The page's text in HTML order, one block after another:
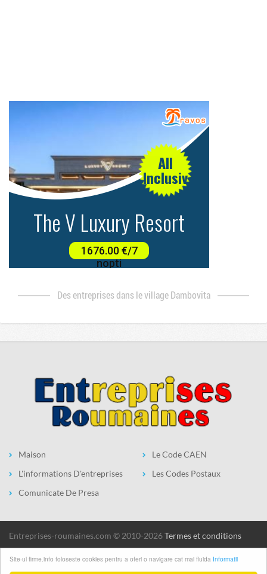
Site-ul firme.info foloseste cookies pentru a oferi o navigare cat mai fluida Informatii
des entreprises dans le village Dambovita
Maison
L'informations D'entreprises
Comunicate De Presa
Le Code CAEN
Les Codes Postaux
entreprises-roumaines.com © 2010-2026Termes et conditions
1 2 3 4 5 6 7 8 9 10